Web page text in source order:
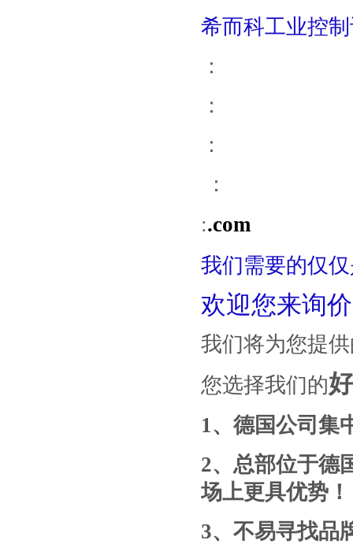
希而科工业控
：
：
：
：
:.com
我们需要的仅
欢迎您来询
我们将为您提供
您选择我们的
1、德国公司集
2、总部位于德
场上更具优势！
3、 不易寻找品